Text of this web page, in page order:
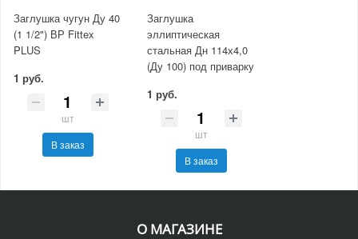
Заглушка чугун Ду 40
(1 1/2") ВР Fittex
PLUS
1 руб.
шт
В заказ
Заглушка
эллиптическая
стальная Дн 114х4,0
(Ду 100) под приварку
1 руб.
шт
В заказ
О МАГАЗИНЕ